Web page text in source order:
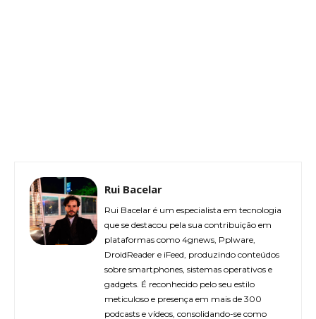
Rui Bacelar
Rui Bacelar é um especialista em tecnologia
que se destacou pela sua contribuição em
plataformas como 4gnews, Pplware,
DroidReader e iFeed, produzindo conteúdos
sobre smartphones, sistemas operativos e
gadgets. É reconhecido pelo seu estilo
meticuloso e presença em mais de 300
podcasts e vídeos, consolidando-se como